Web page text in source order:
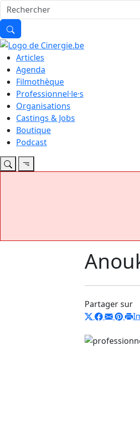
Articles
Agenda
Filmothèque
Professionnel·le·s
Organisations
Castings & Jobs
Boutique
Podcast
Partager sur